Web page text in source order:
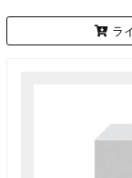
ラ